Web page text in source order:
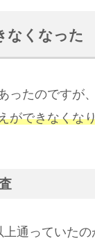
なくなった
ったのですが
ができなくな
通っていた